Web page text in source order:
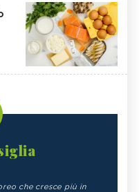
che cresce più in